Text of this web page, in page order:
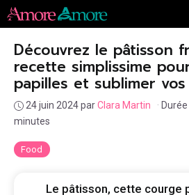
Aller
au
contenu
Food
Découvrez le pâtisson
recette simplissime
papilles et sublimer
24 juin 2024parClara Martin ·
minutes
Le pâtisson, cette courge